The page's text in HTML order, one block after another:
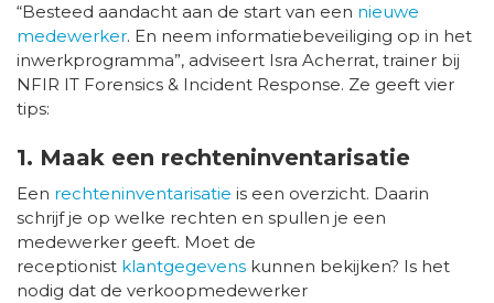
“Besteed aandacht aan de start van een nieuwe
medewerker. En neem informatiebeveiliging op in het
inwerkprogramma”, adviseert Isra Acherrat, trainer bij
NFIR IT Forensics & Incident Response. Ze geeft vier
tips:
1. Maak een rechteninventarisatie
Een rechteninventarisatie is een overzicht. Daarin
schrijf je op welke rechten en spullen je een
medewerker geeft. Moet de
receptionist klantgegevens kunnen bekijken? Is het
nodig dat de verkoopmedewerker